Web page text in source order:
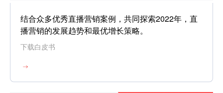
结合众多优秀直播营销案例，共同探索2022年，直
播营销的发展趋势和最优增长策略。
下载白皮书